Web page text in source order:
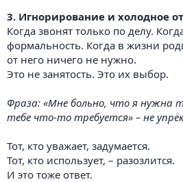
3. Игнорирование и холодное
Когда звонят только по делу.
формальность. Когда в жизни
от него ничего не нужно.
Это не занятость. Это их выбор.
Фраза: «Мне больно, что я нужна
тебе что-то требуется» – не
Тот, кто уважает, задумается.
Тот, кто использует, – разозлится.
И это тоже ответ.